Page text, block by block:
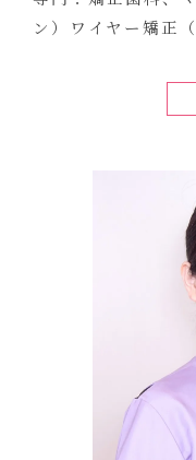
ン）ワイヤー矯正